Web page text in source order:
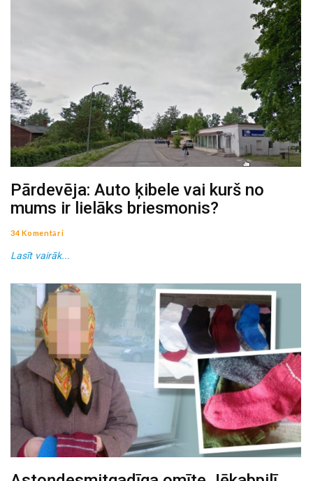
Pārdevēja: Auto ķibele vai kurš no
mums ir lielāks briesmonis?
34 Komentāri
Lasīt vairāk...